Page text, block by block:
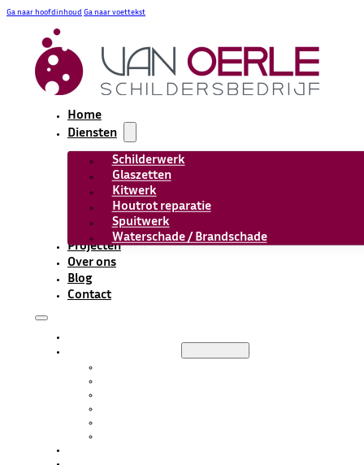
Ga naar hoofdinhoud Ga naar voettekst
Home
Diensten
Schilderwerk
Glaszetten
Kitwerk
Houtrot reparatie
Spuitwerk
Waterschade / Brandschade
Projecten
Over ons
Blog
Contact